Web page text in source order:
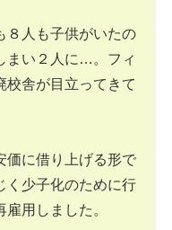
８人も子供がいたの
まい２人に…。フィ
校舎が目立ってきて
価に借り上げる形で
く少子化のために行
用しました。